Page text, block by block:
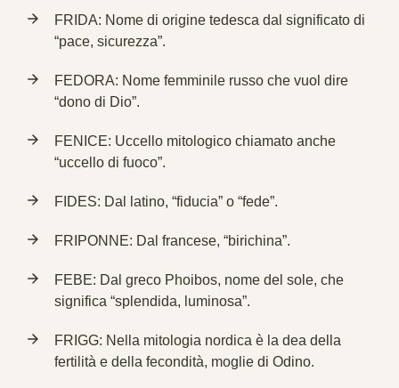
FRIDA: Nome di origine tedesca dal significato di
“pace, sicurezza”.
FEDORA: Nome femminile russo che vuol dire
“dono di Dio”.
FENICE: Uccello mitologico chiamato anche
“uccello di fuoco”.
FIDES: Dal latino, “fiducia” o “fede”.
FRIPONNE: Dal francese, “birichina”.
FEBE: Dal greco Phoibos, nome del sole, che
significa “splendida, luminosa”.
FRIGG: Nella mitologia nordica è la dea della
fertilità e della fecondità, moglie di Odino.